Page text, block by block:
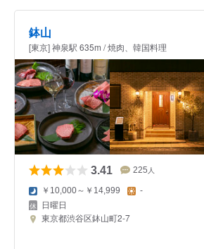
鉢山
[東京] 神泉駅 635m / 焼肉、韓国料理
3.41 225 人
￥10,000～￥14,999 -
日曜日
東京都渋谷区鉢山町2-7